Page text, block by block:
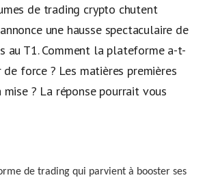
de trading crypto chutent
une hausse spectaculaire de
au T1. Comment la plateforme a-t-
force ? Les matières premières
? La réponse pourrait vous
de trading qui parvient à booster ses